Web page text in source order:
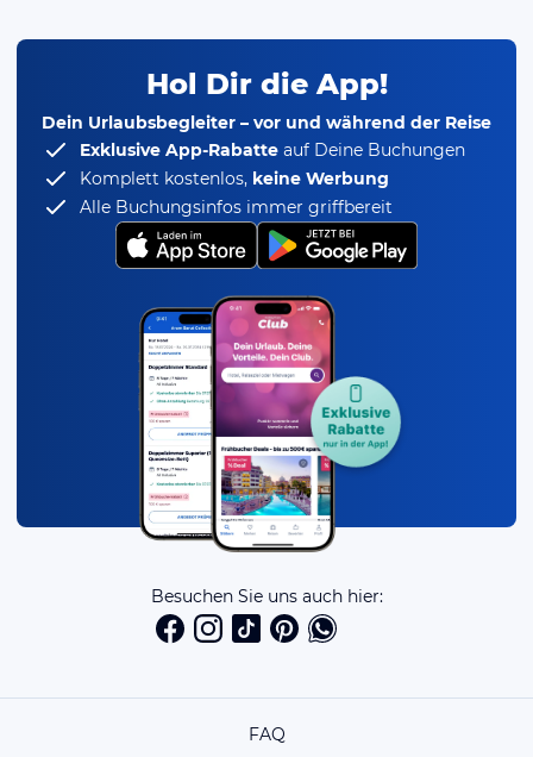
Hol Dir die App!
Dein Urlaubsbegleiter – vor und während der Reise
Exklusive App-Rabatte auf Deine Buchungen
Komplett kostenlos, keine Werbung
Alle Buchungsinfos immer griffbereit
Besuchen Sie uns auch hier:
FAQ